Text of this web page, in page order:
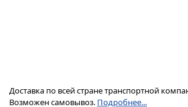
Доставка по всей стране транспортной
Возможен самовывоз. Подробнее...